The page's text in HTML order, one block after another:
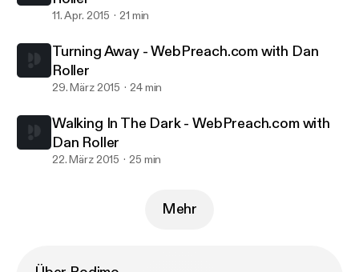
11. Apr. 2015 21 min
Turning Away - WebPreach.com with Dan
Roller
29. März 2015 24 min
Walking In The Dark - WebPreach.com with
Dan Roller
22. März 2015 25 min
Mehr